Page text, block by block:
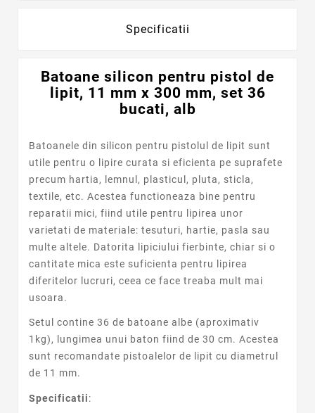
Specificatii
Batoane silicon pentru pistol de
lipit, 11 mm x 300 mm, set 36
bucati, alb
Batoanele din silicon pentru pistolul de lipit sunt
utile pentru o lipire curata si eficienta pe suprafete
precum hartia, lemnul, plasticul, pluta, sticla,
textile, etc. Acestea functioneaza bine pentru
reparatii mici, fiind utile pentru lipirea unor
varietati de materiale: tesuturi, hartie, pasla sau
multe altele. Datorita lipiciului fierbinte, chiar si o
cantitate mica este suficienta pentru lipirea
diferitelor lucruri, ceea ce face treaba mult mai
usoara.
Setul contine 36 de batoane albe (aproximativ
1kg), lungimea unui baton fiind de 30 cm. Acestea
sunt recomandate pistoalelor de lipit cu diametrul
de 11 mm.
Specificatii: